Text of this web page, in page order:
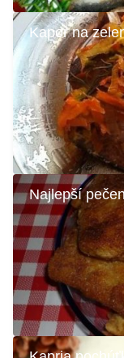
Kapor na
Najlepší